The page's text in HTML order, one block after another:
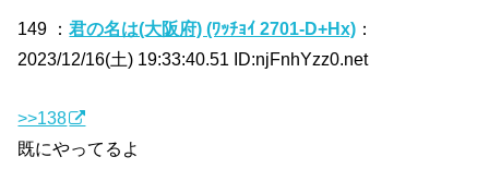
149 ：君の名は(大阪府) (ﾜｯﾁｮｲ 2701-D+Hx) ：
2023/12/16(土) 19:33:40.51 ID:njFnhYzz0.net
>>138
既にやってるよ